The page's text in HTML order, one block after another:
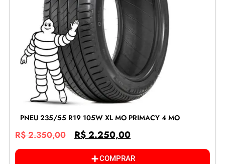
PNEU 235/55 R19 105W XL MO PRIMACY 4 MO
R$2.350,00 R$2.250,00
COMPRAR